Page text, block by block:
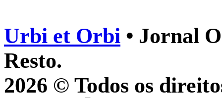
Urbi et Orbi • Jornal
Resto.
2026 © Todos os